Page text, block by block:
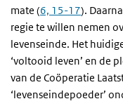
20
30
mate (6, 15-17).
regie te willen nemen
levenseinde. Het
‘voltooid leven’ en de
van de Coöperatie
‘levenseindepoeder’